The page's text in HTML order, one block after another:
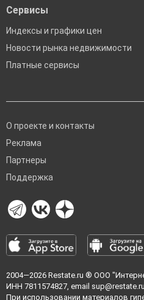
Сервисы
Индексы и графики цен
Новости рынка недвижимости
Платные сервисы
О проекте и контакты
Реклама
Партнеры
Поддержка
2004—2026 Restate.ru ® ООО
ИНН 7811574827, email sup@restate.ru
При использовании материалов